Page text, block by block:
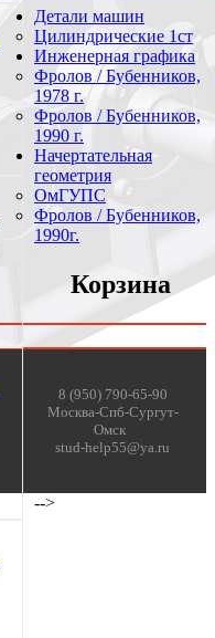
Детали машин
Цилиндрические 1ст
Инженерная графика
Фролов / Бубенников,
1978 г.
Фролов / Бубенников,
1990 г.
Начертательная
геометрия
ОмГУПС
Фролов / Бубенников,
1990г.
Корзина
8 (950) 790-65-90
Москва-Спб-Сургут-
Омск
stud-help55@ya.ru
-->